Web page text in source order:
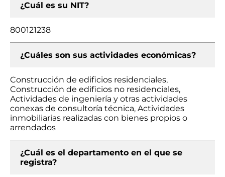
¿Cuál es su NIT?
800121238
¿Cuáles son sus actividades económicas?
Construcción de edificios residenciales,
Construcción de edificios no residenciales,
Actividades de ingeniería y otras actividades
conexas de consultoría técnica, Actividades
inmobiliarias realizadas con bienes propios o
arrendados
¿Cuál es el departamento en el que se
registra?